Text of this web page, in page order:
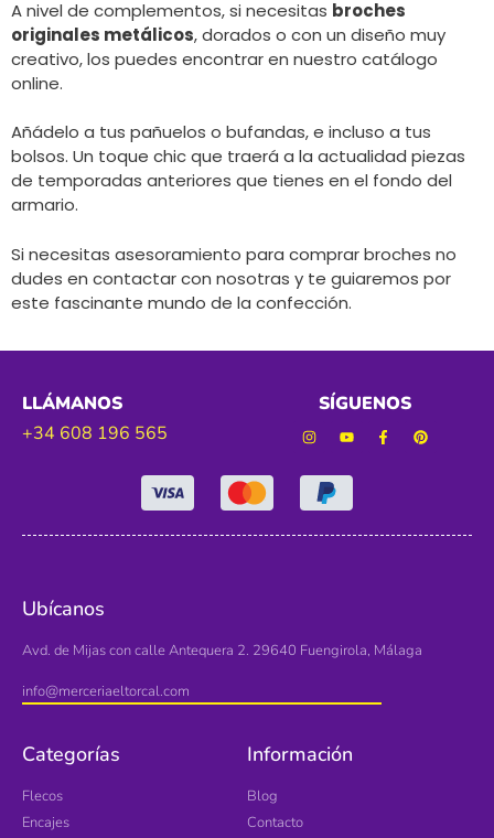
A nivel de complementos, si necesitas broches
originales metálicos, dorados o con un diseño muy
creativo, los puedes encontrar en nuestro catálogo
online.
Añádelo a tus pañuelos o bufandas, e incluso a tus
bolsos. Un toque chic que traerá a la actualidad piezas
de temporadas anteriores que tienes en el fondo del
armario.
Si necesitas asesoramiento para comprar broches no
dudes en contactar con nosotras y te guiaremos por
este fascinante mundo de la confección.
LLÁMANOS
+34 608 196 565
SÍGUENOS
Ubícanos
Avd. de Mijas con calle Antequera 2. 29640 Fuengirola, Málaga
info@merceriaeltorcal.com
Categorías
Flecos
Encajes
Información
Blog
Contacto